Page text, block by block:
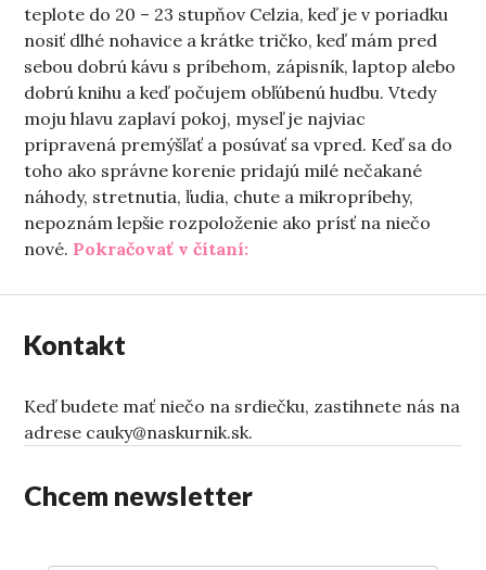
teplote do 20 – 23 stupňov Celzia, keď je v poriadku
nosiť dlhé nohavice a krátke tričko, keď mám pred
sebou dobrú kávu s príbehom, zápisník, laptop alebo
dobrú knihu a keď počujem obľúbenú hudbu. Vtedy
moju hlavu zaplaví pokoj, myseľ je najviac
pripravená premýšľať a posúvať sa vpred. Keď sa do
toho ako správne korenie pridajú milé nečakané
náhody, stretnutia, ľudia, chute a mikropríbehy,
nepoznám lepšie rozpoloženie ako prísť na niečo
nové. Pokračovať v čítaní:„Prečo si píšem“
Kontakt
Keď budete mať niečo na srdiečku, zastihnete nás na
adrese cauky@naskurnik.sk.
Chcem newsletter